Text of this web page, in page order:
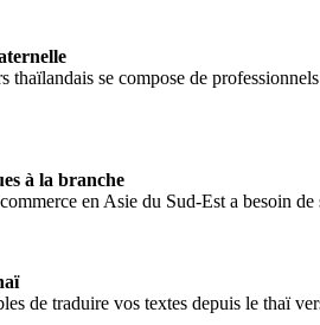
thaïlandais se compose de
à la branche
en Asie du Sud-Est a besoin
de traduire vos textes depuis le thaï